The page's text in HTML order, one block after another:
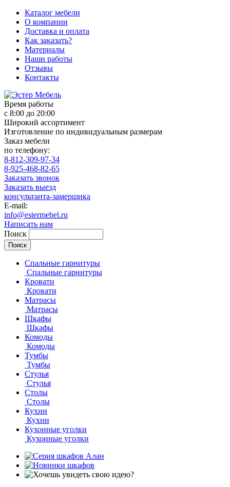
Каталог мебели
О компании
Доставка и оплата
Как заказать?
Материалы
Наши работы
Отзывы
Контакты
Время работы
с 8:00 до 20:00
Широкий ассортимент
Изготовление по индивидуальным размерам
Заказ мебели
по телефону:
8-812-309-97-34
8-925-468-82-65
Заказать звонок
Заказать выезд
консультанта-замерщика
E-mail:
info@estermebel.ru
Написать нам
Поиск
Спальные гарнитуры
Спальные гарнитуры
Кровати
Кровати
Матрасы
Матрасы
Шкафы
Шкафы
Комоды
Комоды
Тумбы
Тумбы
Стулья
Стулья
Столы
Столы
Кухни
Кухни
Кухонные уголки
Кухонные уголки